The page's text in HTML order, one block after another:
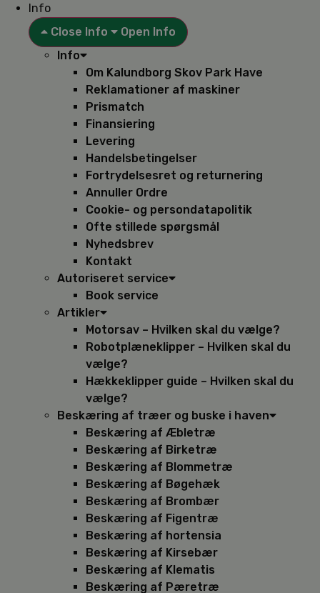
Info
Close Info
Open Info
Info
Om Kalundborg Skov Park Have
Reklamationer af maskiner
Prismatch
Finansiering
Levering
Handelsbetingelser
Fortrydelsesret og returnering
Annuller Ordre
Cookie- og persondatapolitik
Ofte stillede spørgsmål
Nyhedsbrev
Kontakt
Autoriseret service
Book service
Artikler
Motorsav – Hvilken skal du vælge?
Robotplæneklipper – Hvilken skal du
vælge?
Hækkeklipper guide – Hvilken skal du
vælge?
Beskæring af træer og buske i haven
Beskæring af Æbletræ
Beskæring af Birketræ
Beskæring af Blommetræ
Beskæring af Bøgehæk
Beskæring af Brombær
Beskæring af Figentræ
Beskæring af hortensia
Beskæring af Kirsebær
Beskæring af Klematis
Beskæring af Pæretræ